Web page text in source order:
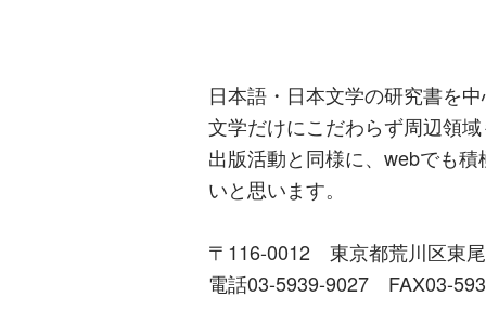
日本語・日本文学の研究書を
文学だけにこだわらず周辺領
出版活動と同様に、webでも
いと思います。
〒116-0012 東京都荒川区東
電話03-5939-9027 FAX03-